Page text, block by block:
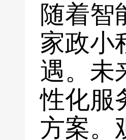
随着智
家政小
遇。未
性化服
方案。